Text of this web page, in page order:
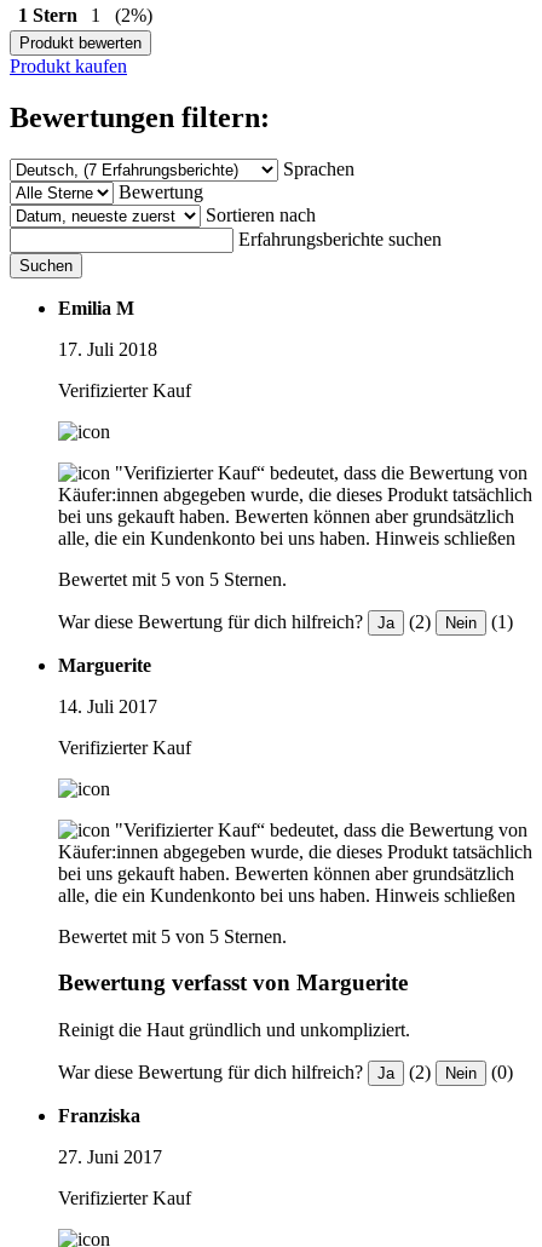
1 Stern
1 (2%)
Produkt bewerten
Produkt kaufen
Bewertungen filtern:
Sprachen
Bewertung
Sortieren nach
Erfahrungsberichte suchen
Suchen
Emilia M
17. Juli 2018
Verifizierter Kauf
"Verifizierter Kauf“ bedeutet, dass die Bewertung von
Käufer:innen abgegeben wurde, die dieses Produkt tatsächlich
bei uns gekauft haben. Bewerten können aber grundsätzlich
alle, die ein Kundenkonto bei uns haben. Hinweis schließen
Bewertet mit 5 von 5 Sternen.
War diese Bewertung für dich hilfreich? Ja (2) Nein (1)
Marguerite
14. Juli 2017
Verifizierter Kauf
"Verifizierter Kauf“ bedeutet, dass die Bewertung von
Käufer:innen abgegeben wurde, die dieses Produkt tatsächlich
bei uns gekauft haben. Bewerten können aber grundsätzlich
alle, die ein Kundenkonto bei uns haben. Hinweis schließen
Bewertet mit 5 von 5 Sternen.
Bewertung verfasst von Marguerite
Reinigt die Haut gründlich und unkompliziert.
War diese Bewertung für dich hilfreich? Ja (2) Nein (0)
Franziska
27. Juni 2017
Verifizierter Kauf